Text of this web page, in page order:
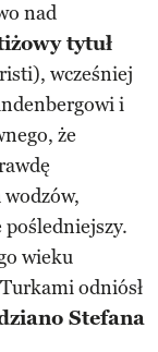
nad
tytuł
wcześniej
i
że
wieku
odniósł
Stefana